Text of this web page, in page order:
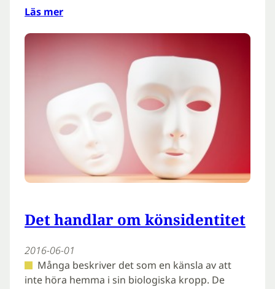
Läs mer
Det handlar om könsidentitet
2016-06-01
Många beskriver det som en känsla av att
inte höra hemma i sin biologiska kropp. De